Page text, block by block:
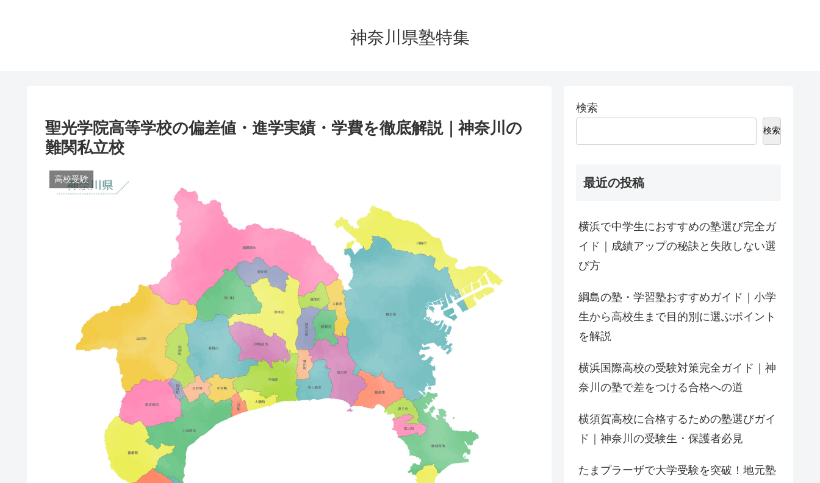
神奈川県塾特集
聖光学院高等学校の偏差値・進学実績・学費を徹底解説｜神奈川の
難関私立校
高校受験
検索
検索
最近の投稿
横浜で中学生におすすめの塾選び完全ガ
イド｜成績アップの秘訣と失敗しない選
び方
綱島の塾・学習塾おすすめガイド｜小学
生から高校生まで目的別に選ぶポイント
を解説
横浜国際高校の受験対策完全ガイド｜神
奈川の塾で差をつける合格への道
横須賀高校に合格するための塾選びガイ
ド｜神奈川の受験生・保護者必見
たまプラーザで大学受験を突破！地元塾